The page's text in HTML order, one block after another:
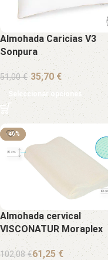
Almohada Caricias V3
Sonpura
51,00€ €
Seleccionar opciones
-40%
-40%
Almohada cervical
VISCONATUR Moraplex
102,08€61,25€